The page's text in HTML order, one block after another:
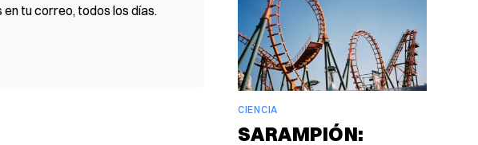
tu correo, todos los días.
CIENCIA
SARAMPIÓN: